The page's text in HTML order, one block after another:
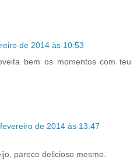
de 2014 às 10:53
bem os momentos com teu
de 2014 às 13:47
parece delicioso mesmo.